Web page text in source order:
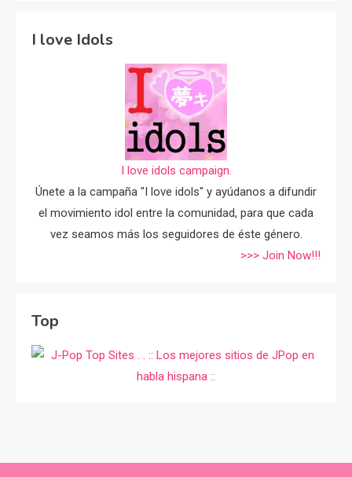
I love Idols
I love idols campaign.
Únete a la campaña "I love idols" y ayúdanos a difundir
el movimiento idol entre la comunidad, para que cada
vez seamos más los seguidores de éste género.
>>> Join Now!!!
Top